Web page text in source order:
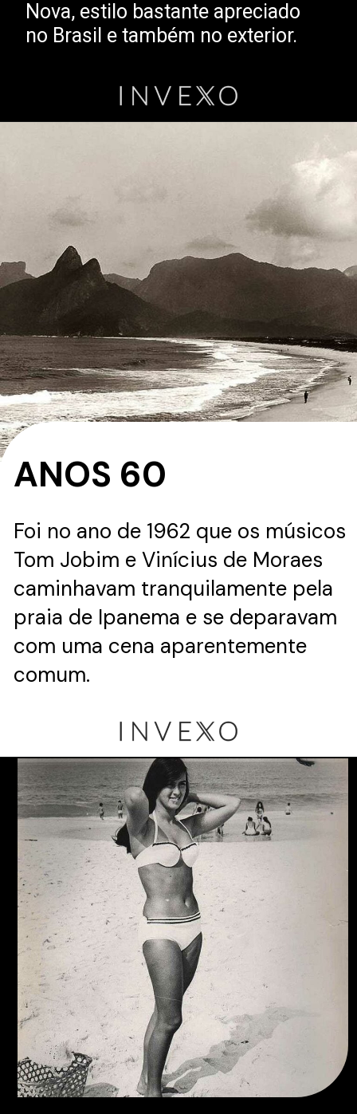
Nova, estilo bastante apreciado
no Brasil e também no exterior.
ANOS 60
Foi no ano de 1962 que os músicos
Tom Jobim e Vinícius de Moraes
caminhavam tranquilamente pela
praia de Ipanema e se deparavam
com uma cena aparentemente
comum.